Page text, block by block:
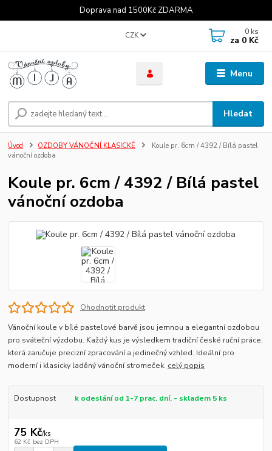
Doprava nad 1500Kč ZDARMA
Menu
CZK
Hledat
0 ks
za 0 Kč
Úvod OZDOBY VÁNOČNÍ KLASICKÉ
Koule pr. 6cm / 4392 / Bílá pastel
vánoční ozdoba
Koule pr. 6cm / 4392 / Bílá pastel
vánoční ozdoba
Ohodnotit produkt
Vánoční koule v bílé pastelové barvě jsou jemnou a elegantní ozdobou
pro sváteční výzdobu. Každý kus je výsledkem tradiční české ruční práce,
která zaručuje precizní zpracování a jedinečný vzhled. Ideální pro
moderní i klasicky laděný vánoční stromeček. celý popis
Dostupnost k odeslání od 1-7 prac. dní. - skladem 5 ks
75 Kč/ks
62 Kč bez DPH